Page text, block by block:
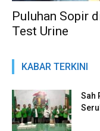
Puluhan Sopir
Test Urine
KABAR TERKINI
Sah